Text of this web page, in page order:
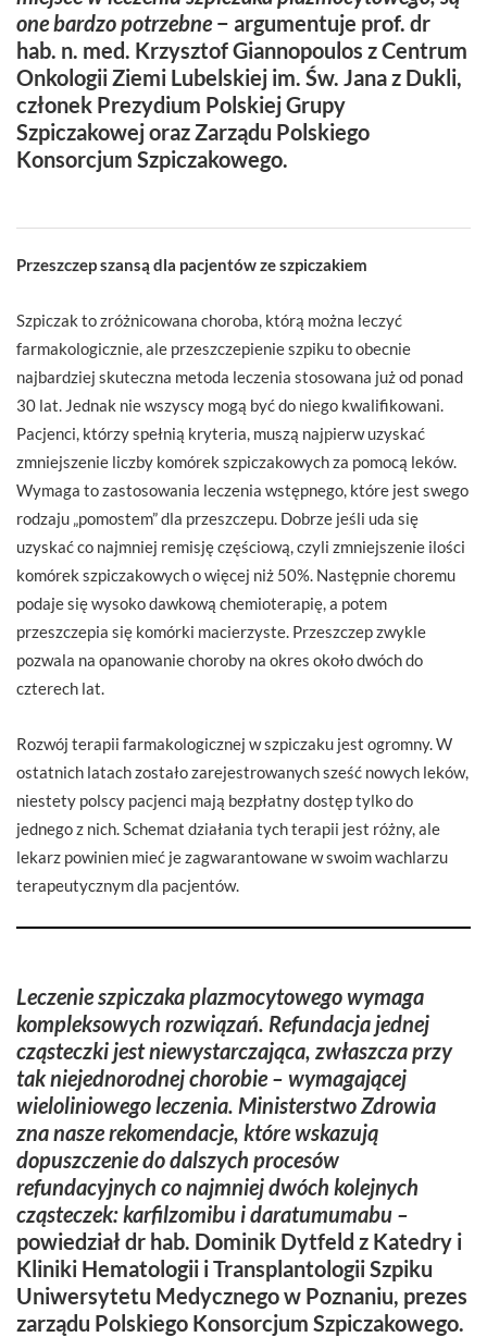
one bardzo potrzebne− argumentuje prof. dr
hab. n. med. Krzysztof Giannopoulos z Centrum
Onkologii Ziemi Lubelskiej im. Św. Jana z Dukli,
członek Prezydium Polskiej Grupy
Szpiczakowej oraz Zarządu Polskiego
Konsorcjum Szpiczakowego.
Przeszczep szansą dla pacjentów ze szpiczakiem
Szpiczak to zróżnicowana choroba, którą można leczyć
farmakologicznie, ale przeszczepienie szpiku to obecnie
najbardziej skuteczna metoda leczenia stosowana już od ponad
30 lat. Jednak nie wszyscy mogą być do niego kwalifikowani.
Pacjenci, którzy spełnią kryteria, muszą najpierw uzyskać
zmniejszenie liczby komórek szpiczakowych za pomocą leków.
Wymaga to zastosowania leczenia wstępnego, które jest swego
rodzaju „pomostem” dla przeszczepu. Dobrze jeśli uda się
uzyskać co najmniej remisję częściową, czyli zmniejszenie ilości
komórek szpiczakowych o więcej niż 50%. Następnie choremu
podaje się wysoko dawkową chemioterapię, a potem
przeszczepia się komórki macierzyste. Przeszczep zwykle
pozwala na opanowanie choroby na okres około dwóch do
czterech lat.
Rozwój terapii farmakologicznej w szpiczaku jest ogromny. W
ostatnich latach zostało zarejestrowanych sześć nowych leków,
niestety polscy pacjenci mają bezpłatny dostęp tylko do
jednego z nich. Schemat działania tych terapii jest różny, ale
lekarz powinien mieć je zagwarantowane w swoim wachlarzu
terapeutycznym dla pacjentów.
Leczenie szpiczaka plazmocytowego wymaga
kompleksowych rozwiązań. Refundacja jednej
cząsteczki jest niewystarczająca, zwłaszcza przy
tak niejednorodnej chorobie – wymagającej
wieloliniowego leczenia. Ministerstwo Zdrowia
zna nasze rekomendacje, które wskazują
dopuszczenie do dalszych procesów
refundacyjnych co najmniej dwóch kolejnych
cząsteczek: karfilzomibu i daratumumabu –
powiedział dr hab. Dominik Dytfeld z Katedry i
Kliniki Hematologii i Transplantologii Szpiku
Uniwersytetu Medycznego w Poznaniu, prezes
zarządu Polskiego Konsorcjum Szpiczakowego.